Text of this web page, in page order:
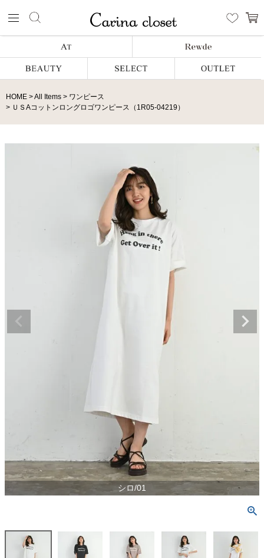
HOME All Items
ワンピース
ＵＳAコットンロングロゴワンピース（1R05-04219）
シロ/01